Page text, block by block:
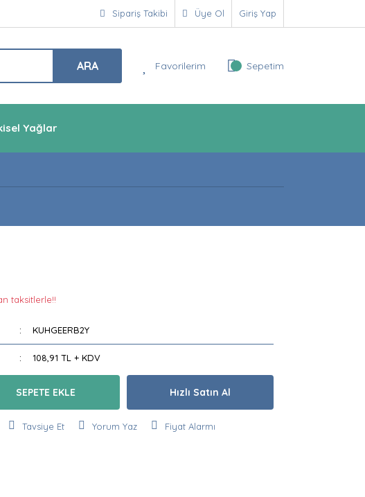
Sipariş Takibi Üye Ol Giriş Yap
ARA Favorilerim Sepetim
Yağlar
taksitlerle!!
KUHGEERB2Y
108,91 TL + KDV
SEPETE EKLE Hızlı Satın Al
Tavsiye Et Yorum Yaz Fiyat Alarmı